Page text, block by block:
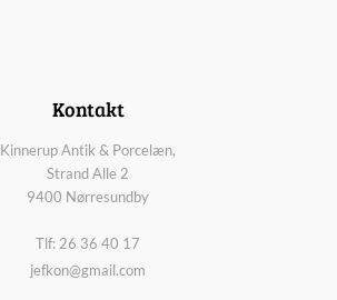
Kontakt
Kinnerup Antik & Porcelæn,
Strand Alle 2
9400 Nørresundby
Tlf: 26 36 40 17
jefkon@gmail.com